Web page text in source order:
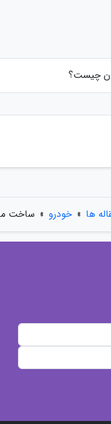
چیست؟
ها » خودرو » ساخت